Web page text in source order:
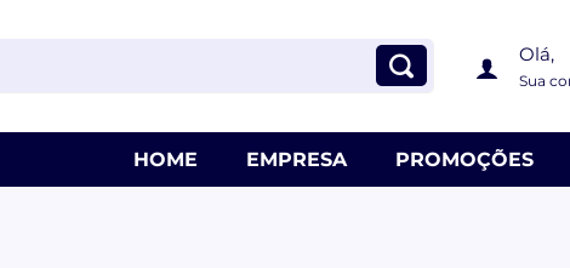
Olá,
Sua
HOME EMPRESA PROMOÇÕES